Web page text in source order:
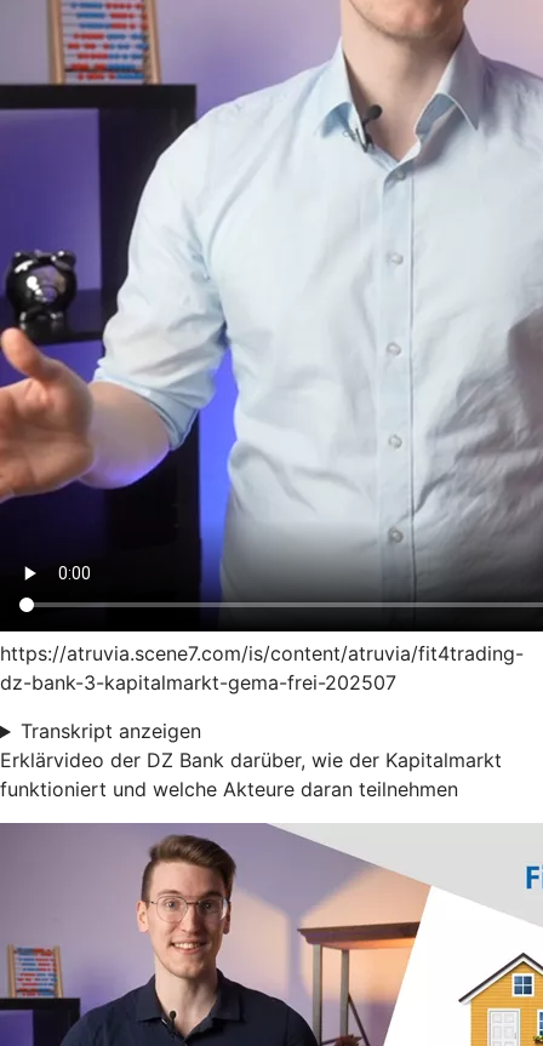
https://atruvia.scene7.com/is/content/atruvia/fit4trading-
dz-bank-3-kapitalmarkt-gema-frei-202507
Transkript anzeigen
Erklärvideo der DZ Bank darüber, wie der Kapitalmarkt
funktioniert und welche Akteure daran teilnehmen